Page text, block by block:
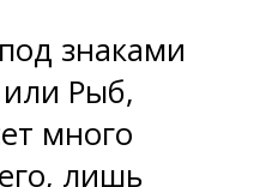
знаками
Рыб,
много
лишь